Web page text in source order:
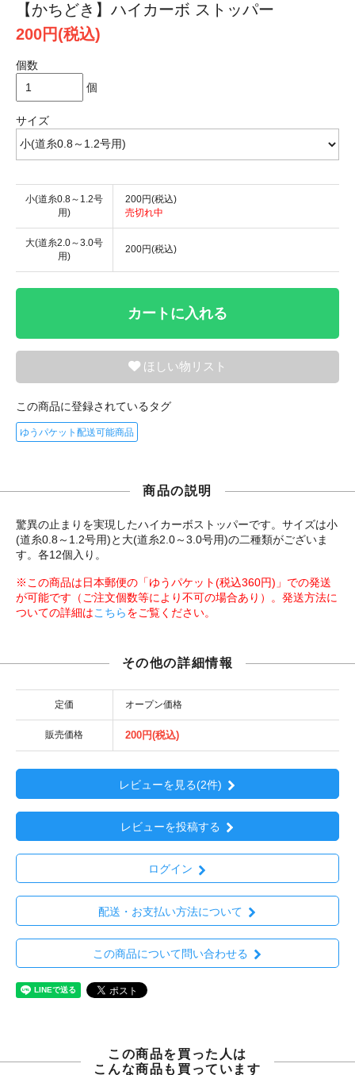
【かちどき】ハイカーボ ストッパー
200円(税込)
個数
個
サイズ
小(道糸0.8～1.2号
用)
200円(税込)
売切れ中
大(道糸2.0～3.0号
用)
200円(税込)
カートに入れる
ほしい物リスト
この商品に登録されているタグ
ゆうパケット配送可能商品
商品の説明
驚異の止まりを実現したハイカーボストッパーです。サイズは小
(道糸0.8～1.2号用)と大(道糸2.0～3.0号用)の二種類がございま
す。各12個入り。
※この商品は日本郵便の「ゆうパケット(税込360円)」での発送
が可能です（ご注文個数等により不可の場合あり）。発送方法に
ついての詳細はこちらをご覧ください。
その他の詳細情報
定価 オープン価格
販売価格 200円(税込)
レビューを見る(2件)
レビューを投稿する
ログイン
配送・お支払い方法について
この商品について問い合わせる
この商品を買った人は
こんな商品も買っています